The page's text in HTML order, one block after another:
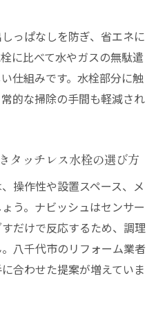
回りの悩みを解決する方
するキッチンの水回りト
もたらす衛生面の改善ポ
清潔なキッチンを保つコ
代節約を実現する活用術
叶う簡単お手入れの秘訣
っぱなしを防ぎ、省エネに
に比べて水やガスの無駄遣
仕組みです。水栓部分に触
的な掃除の手間も軽減され
タッチレス水栓の選び方
操作性や設置スペース、メ
う。ナビッシュはセンサー
だけで反応するため、調理
八千代市のリフォーム業者
合わせた提案が増えていま